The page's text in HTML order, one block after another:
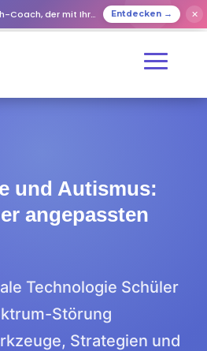
der mit Ihren Lieben spielt Entdecken → ✕
und Autismus:
angepassten
Technologie Schüler
Störung
Strategien und